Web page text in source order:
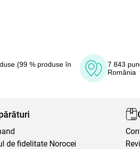
(99 % produse în
7 843
România
de fidelitate Norocei